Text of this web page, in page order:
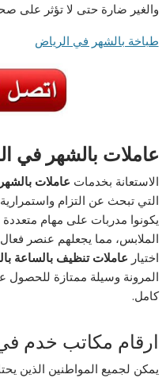
والغير ضارة حتى لا تؤثر على
طباخة بالشهر في الرياض
عاملات بالشهر في
الاستعانة بخدمات عاملات
التي تبحث عن التزام واستمرارية
يكونوا مدربات على مهام
الملابس، مما يجعلهم عنصر
اختيار عاملات تنظيف بالساعة
المرونة وسيلة ممتازة للحصول
كامل.
ارقام مكاتب خدم
يمكن لجميع المواطنين الذين